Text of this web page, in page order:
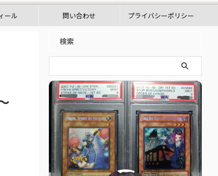
ール 問い合わせ プライバシーポリシー
検索